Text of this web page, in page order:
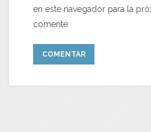
en este navegador para la
comente.